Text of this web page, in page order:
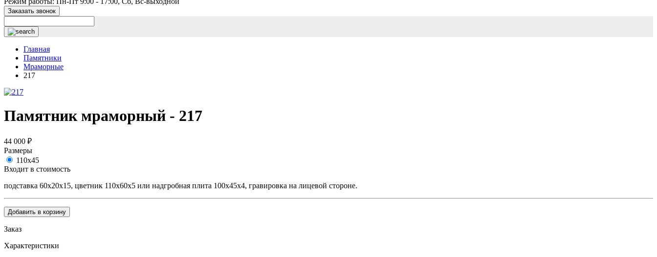
Заказать звонок
Главная
Памятники
Мраморные
217
Памятник мраморный - 217
44 000 ₽
Размеры
110х45
Входит в стоимость
подставка 60х20х15, цветник 110х60х5 или надгробная плита 100х45х4, гравировка на лицевой стороне.
Добавить в корзину
Заказ
Характеристики